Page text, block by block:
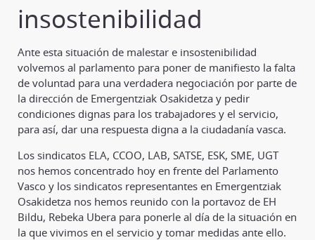
insostenibilidad
Ante esta situación de malestar e insostenibilidad
volvemos al parlamento para poner de manifiesto la falta
de voluntad para una verdadera negociación por parte de
la dirección de Emergentziak Osakidetza y pedir
condiciones dignas para los trabajadores y el servicio,
para así, dar una respuesta digna a la ciudadanía vasca.
Los sindicatos ELA, CCOO, LAB, SATSE, ESK, SME, UGT
nos hemos concentrado hoy en frente del Parlamento
Vasco y los sindicatos representantes en Emergentziak
Osakidetza nos hemos reunido con la portavoz de EH
Bildu, Rebeka Ubera para ponerle al día de la situación en
la que vivimos en el servicio y tomar medidas ante ello.